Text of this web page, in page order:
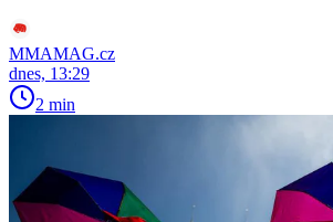
MMAMAG.cz
dnes, 13:29
2 min